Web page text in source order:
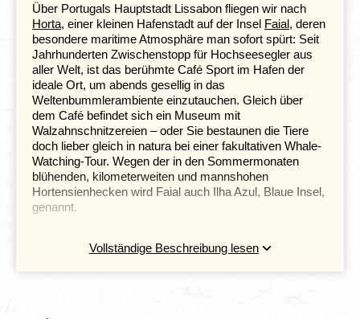
Über Portugals Hauptstadt Lissabon fliegen wir nach
Horta, einer kleinen Hafenstadt auf der Insel Faial, deren
besondere maritime Atmosphäre man sofort spürt: Seit
Jahrhunderten Zwischenstopp für Hochseesegler aus
aller Welt, ist das berühmte Café Sport im Hafen der
ideale Ort, um abends gesellig in das
Weltenbummlerambiente einzutauchen. Gleich über
dem Café befindet sich ein Museum mit
Walzahnschnitzereien – oder Sie bestaunen die Tiere
doch lieber gleich in natura bei einer fakultativen Whale-
Watching-Tour. Wegen der in den Sommermonaten
blühenden, kilometerweiten und mannshohen
Hortensienhecken wird Faial auch Ilha Azul, Blaue Insel,
genannt.
Vollständige Beschreibung lesen